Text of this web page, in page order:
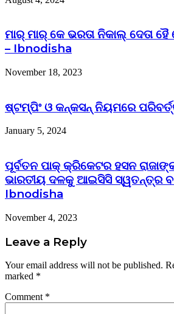
ମାର୍ ମାର୍ କେ ଭରତା ନିକାଲ୍ ଦେତା
– Ibnodisha
November 18, 2023
ଷ୍ଟମ୍ପିଂ ଓ କନ୍‌କସନ୍ ନିୟମରେ
January 5, 2024
ପୂର୍ବତନ ପାକ୍ କ୍ରିକେଟର ହସନ
ଭାରତୀୟ ଦଳକୁ ଆଇସିସି ସ୍ୱତନ୍ତ୍ର
Ibnodisha
November 4, 2023
Leave a Reply
Your email address will not be published.
marked *
Comment *